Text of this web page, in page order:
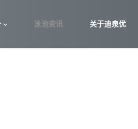
泳池资讯 关于迪泉优